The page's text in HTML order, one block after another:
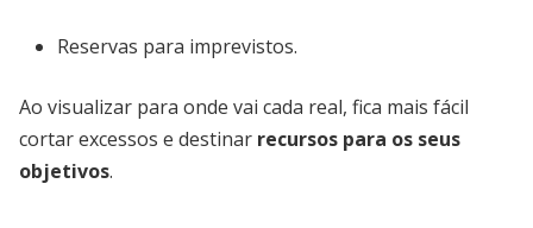
Reservas para imprevistos.
Ao visualizar para onde vai cada real, fica mais fácil
cortar excessos e destinar recursos para os seus
objetivos.